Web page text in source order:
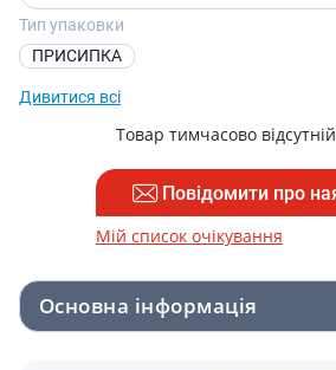
Тип упаковки
ПРИСИПКА
Дивитися всі
Товар тимчасово
Повідомити про
Мій список очікування
Основна інформація